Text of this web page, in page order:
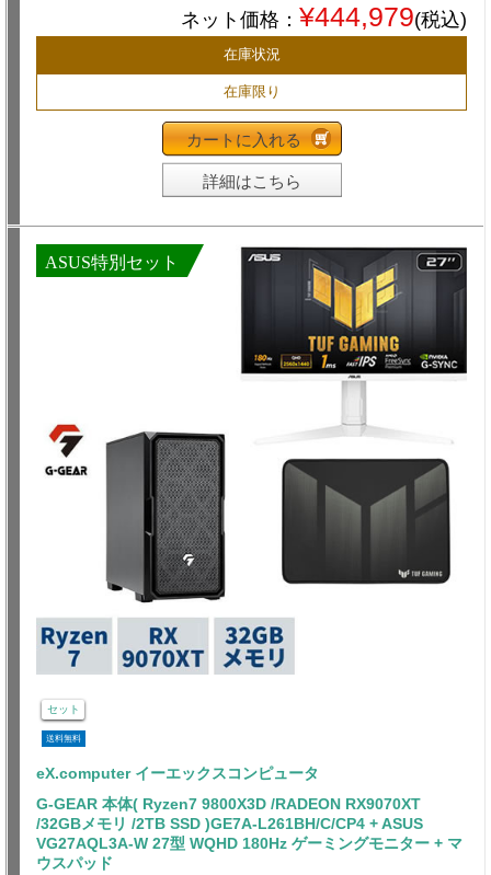
ネット価格： ¥444,979(税込)
在庫状況
在庫限り
カートに入れる
詳細はこちら
ASUS特別セット
セット
送料無料
eX.computer イーエックスコンピュータ
G-GEAR 本体( Ryzen7 9800X3D /RADEON RX9070XT
/32GBメモリ /2TB SSD )GE7A-L261BH/C/CP4 + ASUS
VG27AQL3A-W 27型 WQHD 180Hz ゲーミングモニター + マ
ウスパッド